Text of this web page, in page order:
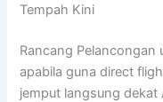
Tempah Kini
Rancang Pelancongan
apabila guna direct
jemput langsung dekat